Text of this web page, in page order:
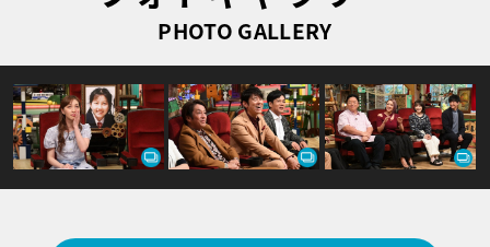
PHOTO GALLERY